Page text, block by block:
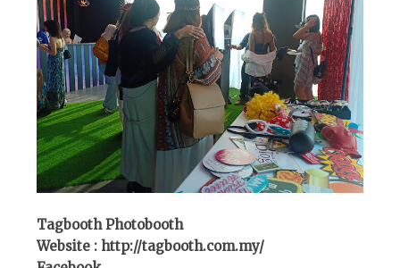
Tagbooth Photobooth
Website : http://tagbooth.com.my/